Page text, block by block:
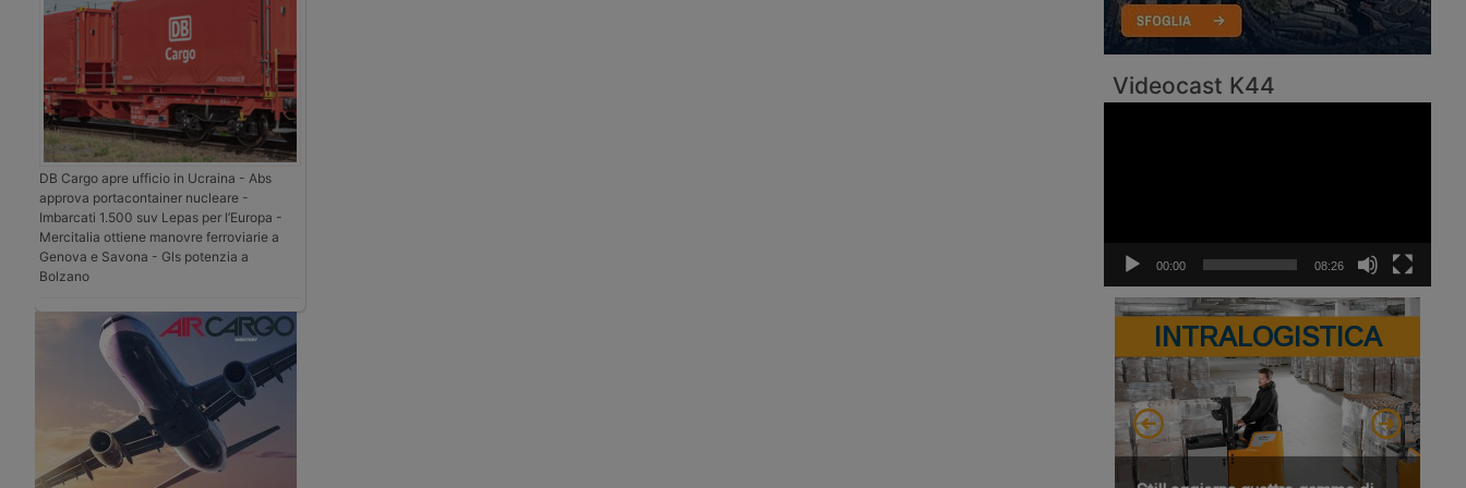
DB Cargo apre ufficio in Ucraina - Abs
approva portacontainer nucleare -
Imbarcati 1.500 suv Lepas per l’Europa -
Mercitalia ottiene manovre ferroviarie a
Genova e Savona - Gls potenzia a
Bolzano
Videocast K44
00:00 08:26
INTRALOGISTICA